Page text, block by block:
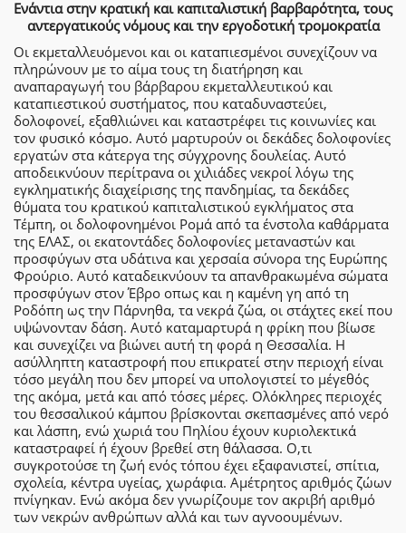
Ενάντια στην κρατική και καπιταλιστική βαρβαρότητα, τους
αντεργατικούς νόμους και την εργοδοτική τρομοκρατία
Οι εκμεταλλευόμενοι και οι καταπιεσμένοι συνεχίζουν να
πληρώνουν με το αίμα τους τη διατήρηση και
αναπαραγωγή του βάρβαρου εκμεταλλευτικού και
καταπιεστικού συστήματος, που καταδυναστεύει,
δολοφονεί, εξαθλιώνει και καταστρέφει τις κοινωνίες και
τον φυσικό κόσμο. Αυτό μαρτυρούν οι δεκάδες δολοφονίες
εργατών στα κάτεργα της σύγχρονης δουλείας. Αυτό
αποδεικνύουν περίτρανα οι χιλιάδες νεκροί λόγω της
εγκληματικής διαχείρισης της πανδημίας, τα δεκάδες
θύματα του κρατικού καπιταλιστικού εγκλήματος στα
Τέμπη, οι δολοφονημένοι Ρομά από τα ένστολα καθάρματα
της ΕΛΑΣ, οι εκατοντάδες δολοφονίες μεταναστών και
προσφύγων στα υδάτινα και χερσαία σύνορα της Ευρώπης
Φρούριο. Αυτό καταδεικνύουν τα απανθρακωμένα σώματα
προσφύγων στον Έβρο οπως και η καμένη γη από τη
Ροδόπη ως την Πάρνηθα, τα νεκρά ζώα, οι στάχτες εκεί που
υψώνονταν δάση. Αυτό καταμαρτυρά η φρίκη που βίωσε
και συνεχίζει να βιώνει αυτή τη φορά η Θεσσαλία. Η
ασύλληπτη καταστροφή που επικρατεί στην περιοχή είναι
τόσο μεγάλη που δεν μπορεί να υπολογιστεί το μέγεθός
της ακόμα, μετά και από τόσες μέρες. Ολόκληρες περιοχές
του θεσσαλικού κάμπου βρίσκονται σκεπασμένες από νερό
και λάσπη, ενώ χωριά του Πηλίου έχουν κυριολεκτικά
καταστραφεί ή έχουν βρεθεί στη θάλασσα. Ο,τι
συγκροτούσε τη ζωή ενός τόπου έχει εξαφανιστεί, σπίτια,
σχολεία, κέντρα υγείας, χωράφια. Αμέτρητος αριθμός ζώων
πνίγηκαν. Ενώ ακόμα δεν γνωρίζουμε τον ακριβή αριθμό
των νεκρών ανθρώπων αλλά και των αγνοουμένων.